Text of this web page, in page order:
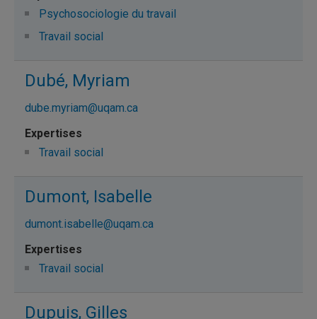
Psychosociologie du travail
Travail social
Dubé, Myriam
dube.myriam@uqam.ca
Travail social
Dumont, Isabelle
dumont.isabelle@uqam.ca
Travail social
Dupuis, Gilles